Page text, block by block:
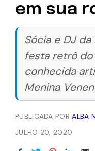
em sua
Sócia e DJ
festa retrô do
conhecida
Menina
PUBLICADA PORALBA
JULHO 20, 2020